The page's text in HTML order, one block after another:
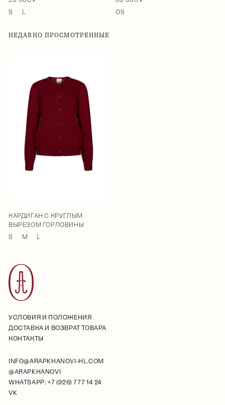
S
L
OS
НЕДАВНО ПРОСМОТРЕННЫЕ
КАРДИГАН С КРУГЛЫМ
ВЫРЕЗОМ ГОРЛОВИНЫ
S
M L
УСЛОВИЯ И ПОЛОЖЕНИЯ
ДОСТАВКА И ВОЗВРАТ ТОВАРА
КОНТАКТЫ
INFO@ARAPKHANOVI-HL.COM
@ARAPKHANOVI
WHATSAPP: +7 (926) 777 14 24
VK